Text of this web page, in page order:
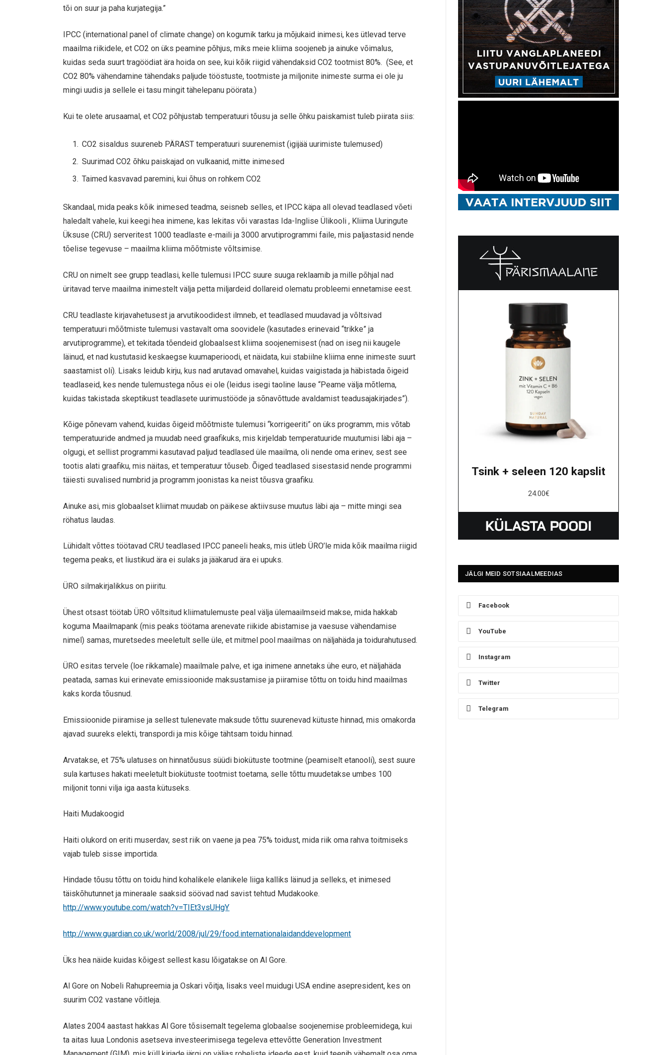
tõi on suur ja paha kurjategija.”
IPCC (international panel of climate change) on kogumik tarku ja mõjukaid inimesi, kes ütlevad terve
maailma riikidele, et CO2 on üks peamine põhjus, miks meie kliima soojeneb ja ainuke võimalus,
kuidas seda suurt tragöödiat ära hoida on see, kui kõik riigid vähendaksid CO2 tootmist 80%. (See, et
CO2 80% vähendamine tähendaks paljude tööstuste, tootmiste ja miljonite inimeste surma ei ole ju
mingi uudis ja sellele ei tasu mingit tähelepanu pöörata.)
Kui te olete arusaamal, et CO2 põhjustab temperatuuri tõusu ja selle õhku paiskamist tuleb piirata siis:
CO2 sisaldus suureneb PÄRAST temperatuuri suurenemist (igijää uurimiste tulemused)
Suurimad CO2 õhku paiskajad on vulkaanid, mitte inimesed
Taimed kasvavad paremini, kui õhus on rohkem CO2
Skandaal, mida peaks kõik inimesed teadma, seisneb selles, et IPCC käpa all olevad teadlased võeti
haledalt vahele, kui keegi hea inimene, kas lekitas või varastas Ida-Inglise Ülikooli , Kliima Uuringute
Üksuse (CRU) serveritest 1000 teadlaste e-maili ja 3000 arvutiprogrammi faile, mis paljastasid nende
tõelise tegevuse – maailma kliima mõõtmiste võltsimise.
CRU on nimelt see grupp teadlasi, kelle tulemusi IPCC suure suuga reklaamib ja mille põhjal nad
üritavad terve maailma inimestelt välja petta miljardeid dollareid olematu probleemi ennetamise eest.
CRU teadlaste kirjavahetusest ja arvutikoodidest ilmneb, et teadlased muudavad ja võltsivad
temperatuuri mõõtmiste tulemusi vastavalt oma soovidele (kasutades erinevaid “trikke” ja
arvutiprogramme), et tekitada tõendeid globaalsest kliima soojenemisest (nad on iseg nii kaugele
läinud, et nad kustutasid keskaegse kuumaperioodi, et näidata, kui stabiilne kliima enne inimeste suurt
saastamist oli). Lisaks leidub kirju, kus nad arutavad omavahel, kuidas vaigistada ja häbistada õigeid
teadlaseid, kes nende tulemustega nõus ei ole (leidus isegi taoline lause “Peame välja mõtlema,
kuidas takistada skeptikust teadlasete uurimustööde ja sõnavõttude avaldamist teadusajakirjades”).
Kõige põnevam vahend, kuidas õigeid mõõtmiste tulemusi “korrigeeriti” on üks programm, mis võtab
temperatuuride andmed ja muudab need graafikuks, mis kirjeldab temperatuuride muutumisi läbi aja –
olgugi, et sellist programmi kasutavad paljud teadlased üle maailma, oli nende oma erinev, sest see
tootis alati graafiku, mis näitas, et temperatuur tõuseb. Õiged teadlased sisestasid nende programmi
täiesti suvalised numbrid ja programm joonistas ka neist tõusva graafiku.
Ainuke asi, mis globaalset kliimat muudab on päikese aktiivsuse muutus läbi aja – mitte mingi sea
röhatus laudas.
Lühidalt võttes töötavad CRU teadlased IPCC paneeli heaks, mis ütleb ÜRO’le mida kõik maailma riigid
tegema peaks, et liustikud ära ei sulaks ja jääkarud ära ei upuks.
ÜRO silmakirjalikkus on piiritu.
Ühest otsast töötab ÜRO võltsitud kliimatulemuste peal välja ülemaailmseid makse, mida hakkab
koguma Maailmapank (mis peaks töötama arenevate riikide abistamise ja vaesuse vähendamise
nimel) samas, muretsedes meeletult selle üle, et mitmel pool maailmas on näljahäda ja toidurahutused.
ÜRO esitas tervele (loe rikkamale) maailmale palve, et iga inimene annetaks ühe euro, et näljahäda
peatada, samas kui erinevate emissioonide maksustamise ja piiramise tõttu on toidu hind maailmas
kaks korda tõusnud.
Emissioonide piiramise ja sellest tulenevate maksude tõttu suurenevad kütuste hinnad, mis omakorda
ajavad suureks elekti, transpordi ja mis kõige tähtsam toidu hinnad.
Arvatakse, et 75% ulatuses on hinnatõusus süüdi biokütuste tootmine (peamiselt etanooli), sest suure
sula kartuses hakati meeletult biokütuste tootmist toetama, selle tõttu muudetakse umbes 100
miljonit tonni vilja iga aasta kütuseks.
Haiti Mudakoogid
Haiti olukord on eriti muserdav, sest riik on vaene ja pea 75% toidust, mida riik oma rahva toitmiseks
vajab tuleb sisse importida.
Hindade tõusu tõttu on toidu hind kohalikele elanikele liiga kalliks läinud ja selleks, et inimesed
täiskõhutunnet ja mineraale saaksid söövad nad savist tehtud Mudakooke.
http://www.youtube.com/watch?v=TIEt3vsUHgY
http://www.guardian.co.uk/world/2008/jul/29/food.internationalaidanddevelopment
Üks hea näide kuidas kõigest sellest kasu lõigatakse on Al Gore.
Al Gore on Nobeli Rahupreemia ja Oskari võitja, lisaks veel muidugi USA endine asepresident, kes on
suurim CO2 vastane võitleja.
Alates 2004 aastast hakkas Al Gore tõsisemalt tegelema globaalse soojenemise probleemidega, kui
ta aitas luua Londonis asetseva investeerimisega tegeleva ettevõtte Generation Investment
Tsink + seleen 120 kapslit
24.00€
JÄLGI MEID SOTSIAALMEEDIAS
Facebook
YouTube
Instagram
Twitter
Telegram